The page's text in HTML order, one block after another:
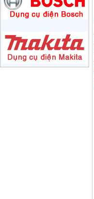
:2043000VND
Máy mài hai đá